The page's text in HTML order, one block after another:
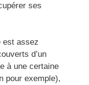
ses
est assez
d’un
à une certaine
pour exemple),